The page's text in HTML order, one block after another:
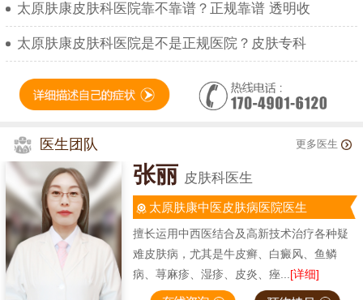
太原肤康皮肤科医院靠不靠谱？正规靠谱 透明收
太原肤康皮肤科医院是不是正规医院？皮肤专科
医生团队 更多医生
张丽 皮肤科医生
太原肤康中医皮肤病医院医生
擅长运用中西医结合及高新技术治疗各种疑
难皮肤病，尤其是牛皮癣、白癜风、鱼鳞
病、荨麻疹、湿疹、皮炎、痤... [详细]